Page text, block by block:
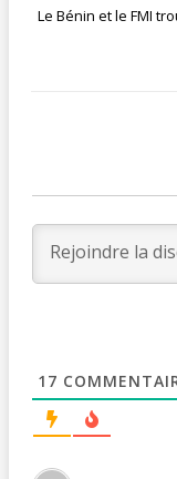
Le Bénin et le FMI
17